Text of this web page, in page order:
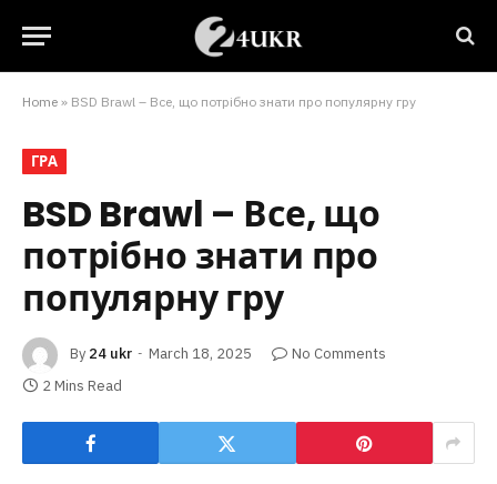
Home » BSD Brawl – Все, що потрібно знати про популярну гру
ГРА
BSD Brawl – Все, що
потрібно знати про
популярну гру
By 24 ukr March 18, 2025
No Comments
2 Mins Read